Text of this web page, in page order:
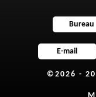
Bureau
E-mail
©2026 -